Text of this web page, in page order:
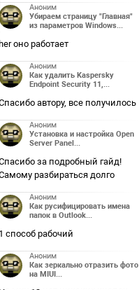
Аноним
Убираем страницу "Главная"
из параметров Windows...
her оно работает
Аноним
Как удалить Kaspersky
Endpoint Security 11,...
автору, все получилось
Аноним
Установка и настройка Open
Server Panel...
за подробный гайд!
разбираться долго
Аноним
Как русифицировать имена
папок в Outlook...
1 способ рабочий
Аноним
Как зеркально отразить фото
на MIUI...